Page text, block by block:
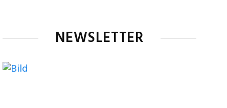
NEWSLETTER